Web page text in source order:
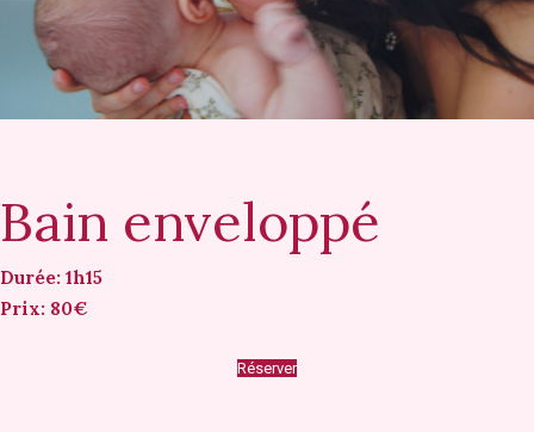
Bain enveloppé
Durée: 1h15
Prix: 80€
Réserver